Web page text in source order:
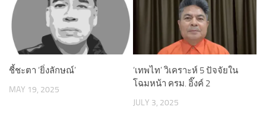
ชี้ชะตา ‘ยิ่งลักษณ์’
MAY 19, 2025
‘เทพไท’ วิเคราะห์ 5 ปัจจัยใน
โฉมหน้า ครม. อิ๊งค์ 2
JULY 3, 2025